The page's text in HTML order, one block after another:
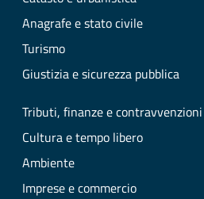
Anagrafe e stato civile
Turismo
Giustizia e sicurezza pubblica
Tributi, finanze e contravvenzioni
Cultura e tempo libero
Ambiente
Imprese e commercio